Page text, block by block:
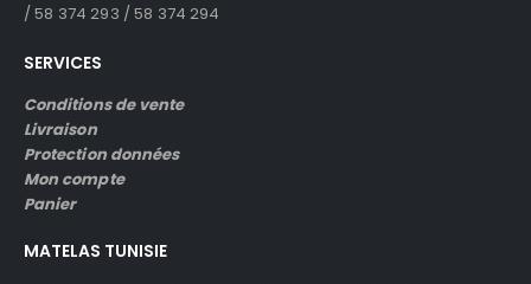
/ 58 374 293 / 58 374 294
SERVICES
Conditions de vente
Livraison
Protection données
Mon compte
Panier
MATELAS TUNISIE